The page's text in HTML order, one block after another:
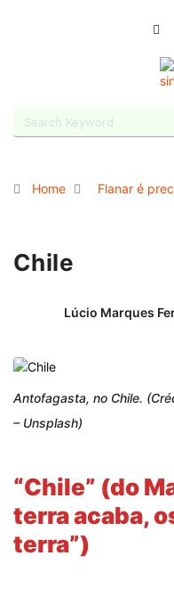
Home Flanar é
Chile
Lúcio Marques
Antofagasta, no Chile.
– Unsplash)
“Chile” (do
terra acaba,
terra”)